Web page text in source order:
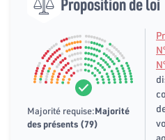
Majorité requise:Majorité
des présents (79)